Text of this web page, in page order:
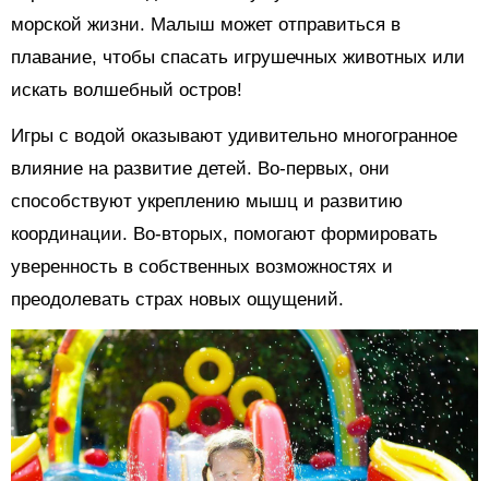
морской жизни. Малыш может отправиться в
плавание, чтобы спасать игрушечных животных или
искать волшебный остров!
Игры с водой оказывают удивительно многогранное
влияние на развитие детей. Во-первых, они
способствуют укреплению мышц и развитию
координации. Во-вторых, помогают формировать
уверенность в собственных возможностях и
преодолевать страх новых ощущений.